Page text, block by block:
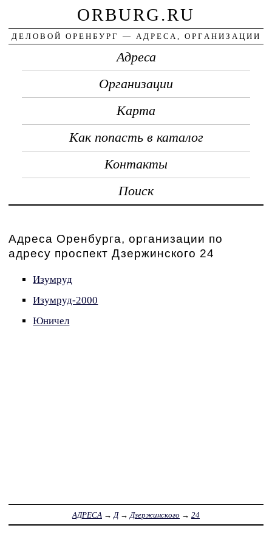
ORBURG.RU
ДЕЛОВОЙ ОРЕНБУРГ — АДРЕСА, ОРГАНИЗАЦИИ
Адреса
Организации
Карта
Как попасть в каталог
Контакты
Поиск
Адреса Оренбурга, организации по
адресу проспект Дзержинского 24
Изумруд
Изумруд-2000
Юничел
АДРЕСА → Д→ Дзержинского → 24